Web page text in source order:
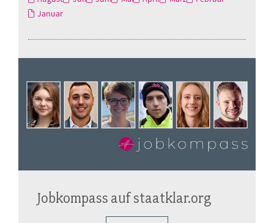
Januar
Jobkompass auf staatklar.org